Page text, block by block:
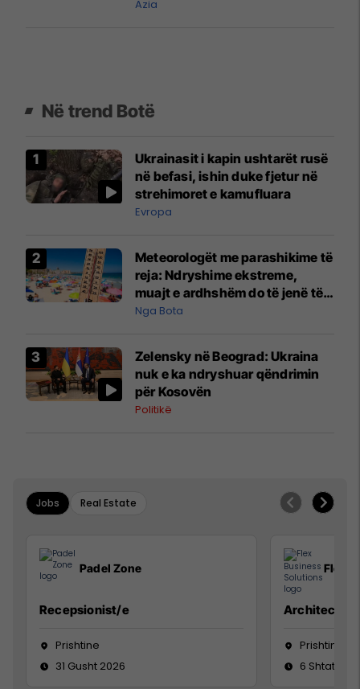
Azia
Në trend Botë
Ukrainasit i kapin ushtarët rusë
në befasi, ishin duke fjetur në
strehimoret e kamufluara
Evropa
Meteorologët me parashikime të
reja: Ndryshime ekstreme,
muajt e ardhshëm do të jenë të
pazakontë
Nga Bota
Zelensky në Beograd: Ukraina
nuk e ka ndryshuar qëndrimin
për Kosovën
Politikë
Jobs Real Estate
Padel Zone
Recepsionist/e
Prishtine
31 Gusht 2026
Flex
Architect
Prishtinë
6 Shtator